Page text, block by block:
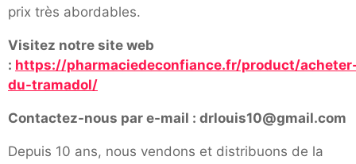
prix très abordables.
Visitez notre site web
: https://pharmaciedeconfiance.fr/product/
du-tramadol/
Contactez-nous par e-mail : drlouis10@gmail.com
Depuis 10 ans, nous vendons et distribuons de la